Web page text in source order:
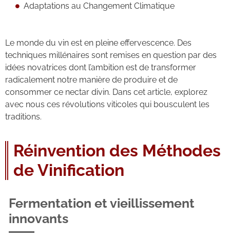
Adaptations au Changement Climatique
Le monde du vin est en pleine effervescence. Des
techniques millénaires sont remises en question par des
idées novatrices dont l’ambition est de transformer
radicalement notre manière de produire et de
consommer ce nectar divin. Dans cet article, explorez
avec nous ces révolutions viticoles qui bousculent les
traditions.
Réinvention des Méthodes
de Vinification
Fermentation et vieillissement
innovants